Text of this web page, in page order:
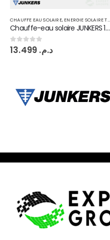
CHAUFFE EAU SOLAIRE, ENERGIE SOLAIRE THERMIQUE
Chauffe-eau solaire JUNKERS 150 L Circuit fermé
0sur 5 د.م.